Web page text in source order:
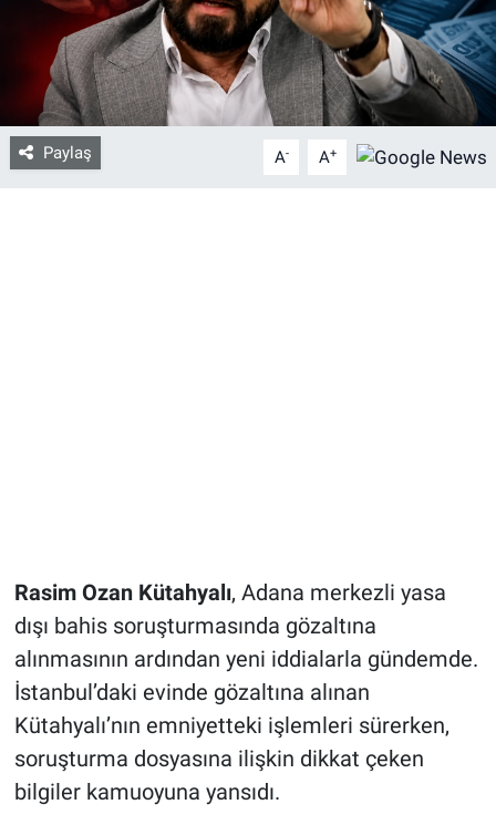
Paylaş A- A+
Rasim Ozan Kütahyalı, Adana merkezli yasa
dışı bahis soruşturmasında gözaltına
alınmasının ardından yeni iddialarla gündemde.
İstanbul’daki evinde gözaltına alınan
Kütahyalı’nın emniyetteki işlemleri sürerken,
soruşturma dosyasına ilişkin dikkat çeken
bilgiler kamuoyuna yansıdı.
Yaşam
Gözden Kaçmasın
İletişim (Künye)